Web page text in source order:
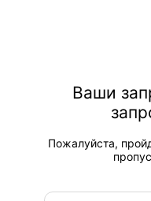
Ваши
Пожалуйста,